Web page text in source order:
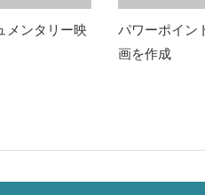
メンタリー映
パワーポイン
画を作成